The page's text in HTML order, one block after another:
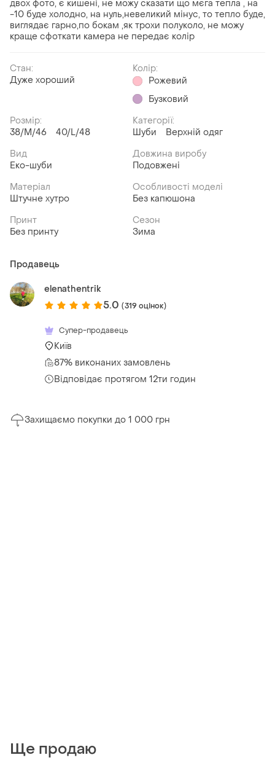
двох фото, є кишені, не можу сказати що мєга тепла , на
-10 буде холодно, на нуль,невеликий мінус, то тепло буде,
виглядає гарно,по бокам ,як трохи полуколо, не можу
краще сфоткати камера не передає колір
Стан:
Дуже хороший
Колір:
Рожевий
Бузковий
Розмір:
38/M/46
40/L/48
Категорії:
Шуби
Верхній одяг
Вид
Еко-шуби
Довжина виробу
Подовжені
Матеріал
Штучне хутро
Особливості моделі
Без капюшона
Принт
Без принту
Сезон
Зима
Продавець
elenathentrik
5.0 (319 оцінок)
Супер-продавець
Київ
87% виконаних замовлень
Відповідає протягом 12ти годин
Захищаємо покупки до 1 000 грн
Ще продаю